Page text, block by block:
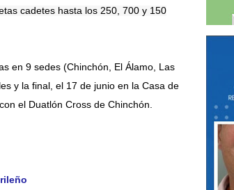
cadetes hasta los 250, 700 y 150
en 9 sedes (Chinchón, El Álamo, Las
y la final, el 17 de junio en la Casa de
el Duatlón Cross de Chinchón.